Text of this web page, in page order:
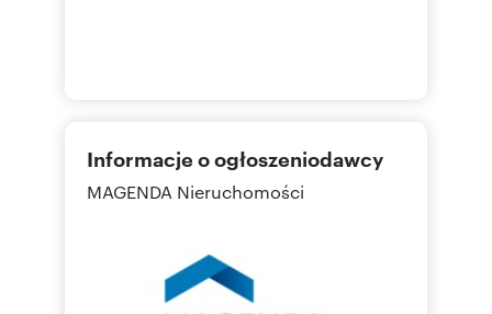
Informacje o ogłoszeniodawcy
MAGENDA Nieruchomości